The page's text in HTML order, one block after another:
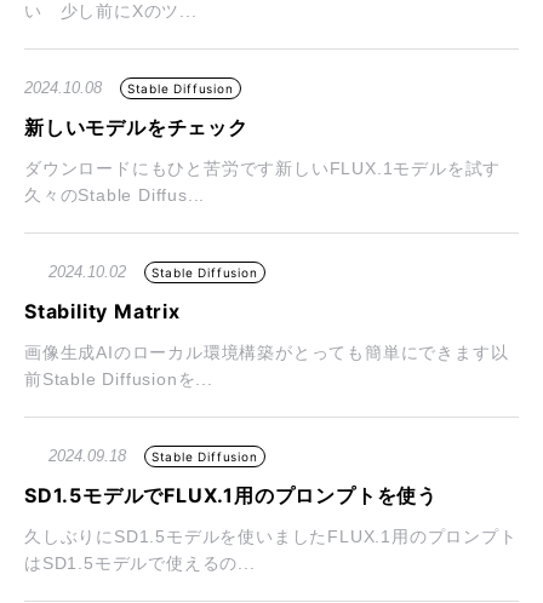
い 少し前にXのツ...
2024.10.08 Stable Diffusion
新しいモデルをチェック
ダウンロードにもひと苦労です新しいFLUX.1モデルを試す
久々のStable Diffus...
2024.10.02 Stable Diffusion
Stability Matrix
画像生成AIのローカル環境構築がとっても簡単にできます以
前Stable Diffusionを...
2024.09.18 Stable Diffusion
SD1.5モデルでFLUX.1用のプロンプトを使う
久しぶりにSD1.5モデルを使いましたFLUX.1用のプロンプト
はSD1.5モデルで使えるの...